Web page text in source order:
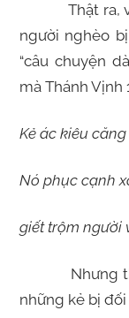
Thật ra, việc
người nghèo
“câu chuyện
mà Thánh Vịnh
Kẻ ác kiêu
Nó phục cạnh
giết trộm người
Nhưng thật
những kẻ bị